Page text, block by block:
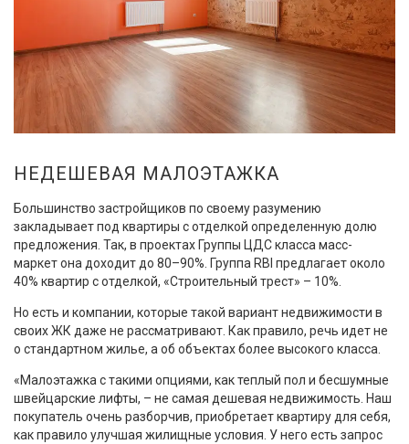
НЕДЕШЕВАЯ МАЛОЭТАЖКА
Большинство застройщиков по своему разумению
закладывает под квартиры с отделкой определенную долю
предложения. Так, в проектах Группы ЦДС класса масс-
маркет она доходит до 80–90%. Группа RBI предлагает около
40% квартир с отделкой, «Строительный трест» – 10%.
Но есть и компании, которые такой вариант недвижимости в
своих ЖК даже не рассматривают. Как правило, речь идет не
о стандартном жилье, а об объектах более высокого класса.
«Малоэтажка с такими опциями, как теплый пол и бесшумные
швейцарские лифты, – не самая дешевая недвижимость. Наш
покупатель очень разборчив, приобретает квартиру для себя,
как правило улучшая жилищные условия. У него есть запрос